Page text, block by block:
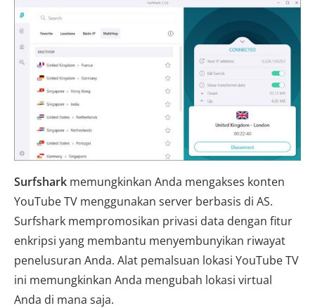
Surfshark memungkinkan Anda mengakses konten
YouTube TV menggunakan server berbasis di AS.
Surfshark mempromosikan privasi data dengan fitur
enkripsi yang membantu menyembunyikan riwayat
penelusuran Anda. Alat pemalsuan lokasi YouTube TV
ini memungkinkan Anda mengubah lokasi virtual
Anda di mana saja.